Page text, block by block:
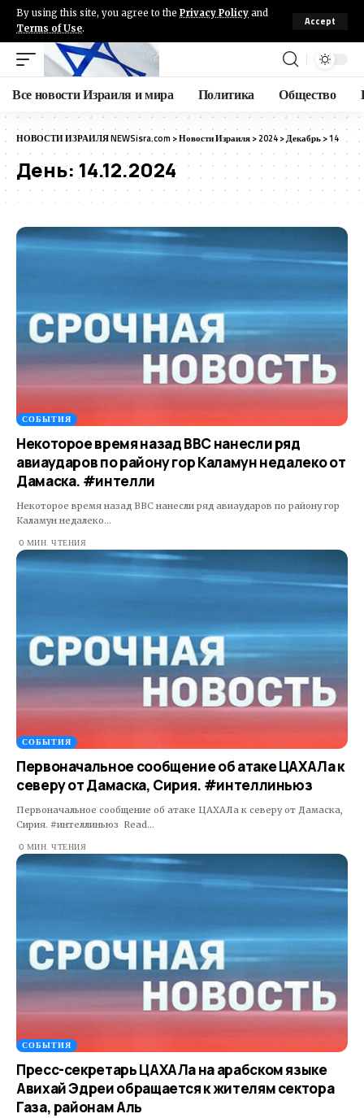
By using this site, you agree to the Privacy Policy and
Terms of Use.
Accept
Все новости Израиля и мира Политика Общество
НОВОСТИ ИЗРАИЛЯ NEWSisra.com >Новости Израиля>2024>Декабрь>14
День:14.12.2024
СОБЫТИЯ
Некоторое время назад ВВС нанесли ряд
авиаударов по району гор Каламун недалеко от
Дамаска. #интелли
Некоторое время назад ВВС нанесли ряд авиаударов по району гор
Каламун недалеко…
0 МИН. ЧТЕНИЯ
СОБЫТИЯ
Первоначальное сообщение об атаке ЦАХАЛа к
северу от Дамаска, Сирия. #интеллиньюз
Первоначальное сообщение об атаке ЦАХАЛа к северу от Дамаска,
Сирия. #интеллиньюз Read…
0 МИН. ЧТЕНИЯ
СОБЫТИЯ
Пресс-секретарь ЦАХАЛа на арабском языке
Авихай Эдреи обращается к жителям сектора
Газа, районам Аль